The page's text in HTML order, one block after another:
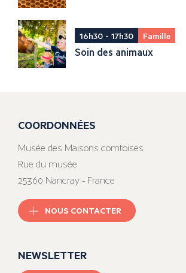
16h30 - 17h30 Famille
Soin des animaux
COORDONNÉES
Musée des Maisons comtoises
Rue du musée
25360 Nancray - France
NOUS CONTACTER
NEWSLETTER